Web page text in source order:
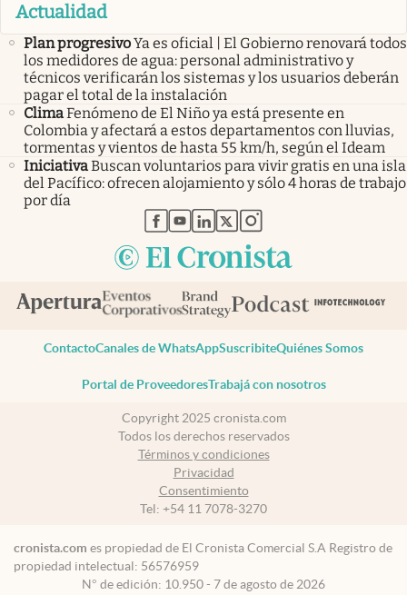
Actualidad
Plan progresivoYa es oficial | El Gobierno renovará todos
los medidores de agua: personal administrativo y
técnicos verificarán los sistemas y los usuarios deberán
pagar el total de la instalación
ClimaFenómeno de El Niño ya está presente en
Colombia y afectará a estos departamentos con lluvias,
tormentas y vientos de hasta 55 km/h, según el Ideam
IniciativaBuscan voluntarios para vivir gratis en una isla
del Pacífico: ofrecen alojamiento y sólo 4 horas de trabajo
por día
abre en nueva pestaña
abre en nueva pestaña
abre en nueva pestaña
abre en nueva pestaña
abre en nueva pestaña
ContactoCanales de WhatsAppSuscribiteQuiénes Somos
Portal de ProveedoresTrabajá con nosotros
Copyright 2025 cronista.com
Todos los derechos reservados
Términos y condiciones
Privacidad
Consentimiento
Tel: +54 11 7078-3270
cronista.com es propiedad de El Cronista Comercial S.A Registro de
propiedad intelectual: 56576959
N° de edición: 10.950 - 7 de agosto de 2026